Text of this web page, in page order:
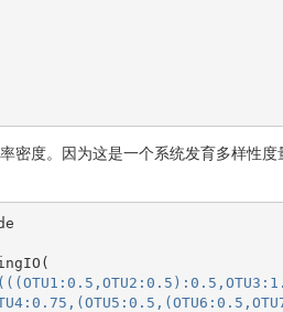
密度。因为这是一个系统发育多样性
(